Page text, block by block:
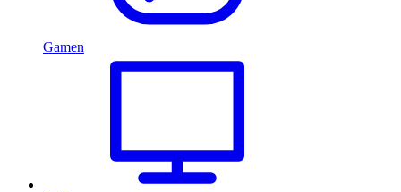
Gamen